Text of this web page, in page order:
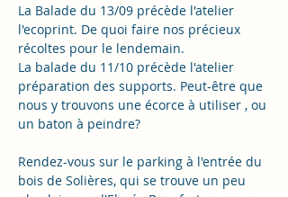
La Balade du 13/09 précède l'atelier
l'ecoprint. De quoi faire nos précieux
récoltes pour le lendemain.
La balade du 11/10 précède l'atelier
préparation des supports. Peut-être que
nous y trouvons une écorce à utiliser , ou
un baton à peindre?
Rendez-vous sur le parking à l'entrée du
bois de Solières, qui se trouve un peu